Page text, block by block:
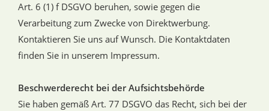
Art. 6 (1) f DSGVO beruhen, sowie gegen die
Verarbeitung zum Zwecke von Direktwerbung.
Kontaktieren Sie uns auf Wunsch. Die Kontaktdaten
finden Sie in unserem Impressum.
Beschwerderecht bei der Aufsichtsbehörde
Sie haben gemäß Art. 77 DSGVO das Recht, sich bei der